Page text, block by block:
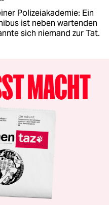
Polizeiakademie: Ein
ist neben wartenden
sich niemand zur Tat.